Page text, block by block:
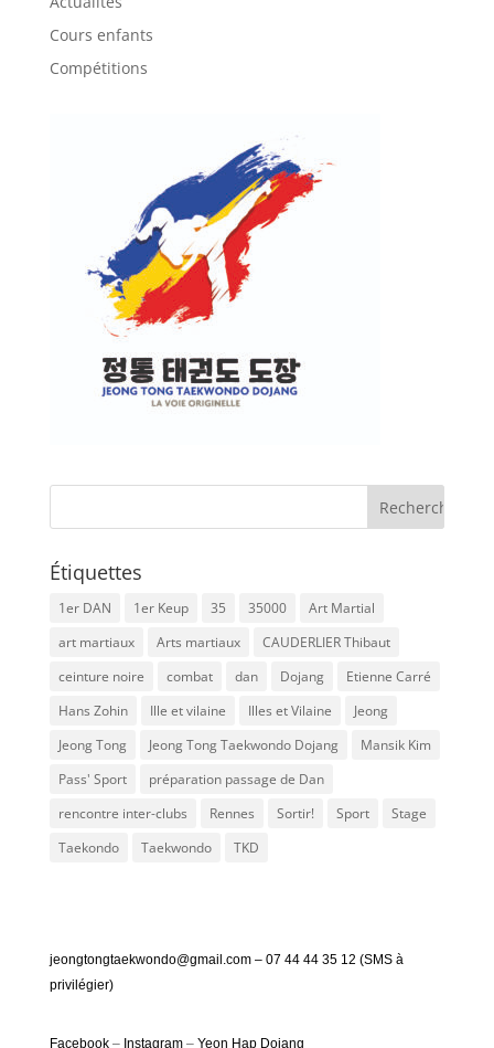
Cours enfants
Compétitions
Étiquettes
1er DAN 1er Keup 35 35000
Art Martial
art martiaux
Arts martiaux
CAUDERLIER Thibaut
ceinture noire
combat dan Dojang
Etienne Carré
Hans Zohin
Ille et vilaine Illes et Vilaine
Jeong
Jeong Tong
Jeong Tong Taekwondo Dojang
Mansik Kim
Pass' Sport
préparation passage de Dan
rencontre inter-clubs
Rennes Sortir! Sport
Stage
Taekondo
Taekwondo TKD
jeongtongtaekwondo@gmail.com – 07 44 44 35 12 (SMS à
privilégier)
Facebook – Instagram– Yeon Hap Dojang